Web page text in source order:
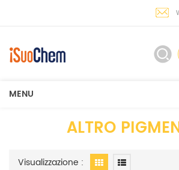
MENU
ALTRO
Visualizzazione :